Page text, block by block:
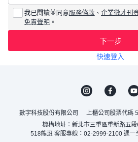
我已閱讀並同意服務條款 、 企業徵才刊
免責聲明 。
下一步
快速登入
數字科技股份有限公司 上櫃公司股票代碼
機構地址：新北市三重區重新路五
518熊班 客服專線：02-2999-2100 週一